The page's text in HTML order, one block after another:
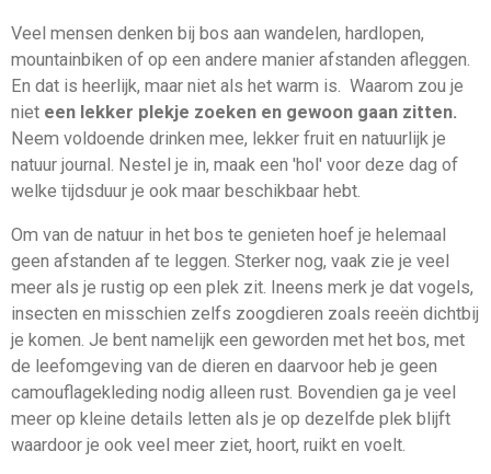
Veel mensen denken bij bos aan wandelen, hardlopen,
mountainbiken of op een andere manier afstanden afleggen.
En dat is heerlijk, maar niet als het warm is. Waarom zou je
niet een lekker plekje zoeken en gewoon gaan zitten.
Neem voldoende drinken mee, lekker fruit en natuurlijk je
natuur journal. Nestel je in, maak een 'hol' voor deze dag of
welke tijdsduur je ook maar beschikbaar hebt.
Om van de natuur in het bos te genieten hoef je helemaal
geen afstanden af te leggen. Sterker nog, vaak zie je veel
meer als je rustig op een plek zit. Ineens merk je dat vogels,
insecten en misschien zelfs zoogdieren zoals reeën dichtbij
je komen. Je bent namelijk een geworden met het bos, met
de leefomgeving van de dieren en daarvoor heb je geen
camouflagekleding nodig alleen rust. Bovendien ga je veel
meer op kleine details letten als je op dezelfde plek blijft
waardoor je ook veel meer ziet, hoort, ruikt en voelt.